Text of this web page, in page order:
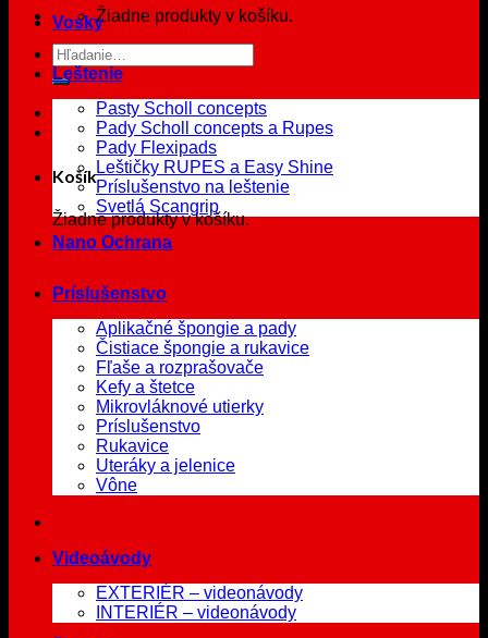
Žiadne produkty v košíku.
Košík
Žiadne produkty v košíku.
Vosky
Leštenie
Pasty Scholl concepts
Pady Scholl concepts a Rupes
Pady Flexipads
Leštičky RUPES a Easy Shine
Príslušenstvo na leštenie
Svetlá Scangrip
Nano Ochrana
Príslušenstvo
Aplikačné špongie a pady
Čistiace špongie a rukavice
Fľaše a rozprašovače
Kefy a štetce
Mikrovláknové utierky
Príslušenstvo
Rukavice
Uteráky a jelenice
Vône
Videoávody
EXTERIÉR – videonávody
INTERIÉR – videonávody